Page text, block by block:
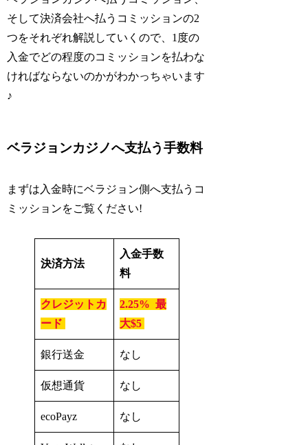
そして決済会社へ払うコミッションの2
つをそれぞれ解説していくので、1度の
入金でどの程度のコミッションを払わな
ければならないのかがわかっちゃいます
♪
ベラジョンカジノへ支払う手数料
まずは入金時にベラジョン側へ支払うコ
ミッションをご覧ください!
決済方法
入金手数
料
クレジットカ
ード
2.25% 最
大$5
銀行送金 なし
仮想通貨 なし
ecoPayz なし